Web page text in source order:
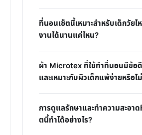
ที่นอนเซ็ตนี้เหมาะสำหรับเด็กวัยไ
งานได้นานแค่ไหน?
ผ้า Microtex ที่ใช้ทำที่นอนมีข้อดี
และเหมาะกับผิวเด็กแพ้ง่ายหรือไ
การดูแลรักษาและทำความสะอา
ตนี้ทำได้อย่างไร?